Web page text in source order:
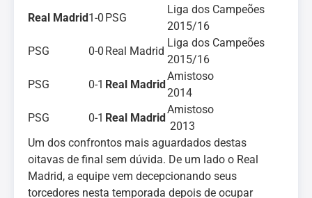
Real Madrid1-0 PSG
Liga dos Campeões
2015/16
PSG
0-0 Real Madrid
Liga dos Campeões
2015/16
PSG
0-1 Real Madrid
Amistoso
2014
PSG
0-1 Real Madrid
Amistoso
2013
Um dos confrontos mais aguardados destas
oitavas de final sem dúvida. De um lado o Real
Madrid, a equipe vem decepcionando seus
torcedores nesta temporada depois de ocupar